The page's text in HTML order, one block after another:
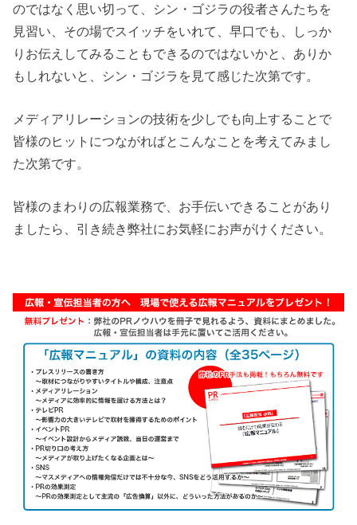
のではなく思い切って、シン・ゴジラの役者さんたちを
見習い、その場でスイッチをいれて、早口でも、しっか
りお伝えしてみることもできるのではないかと、ありか
もしれないと、シン・ゴジラを見て感じた次第です。
メディアリレーションの技術を少しでも向上することで
皆様のヒットにつながればとこんなことを考えてみまし
た次第です。
皆様のまわりの広報業務で、お手伝いできることがあり
ましたら、引き続き弊社にお気軽にお声がけください。